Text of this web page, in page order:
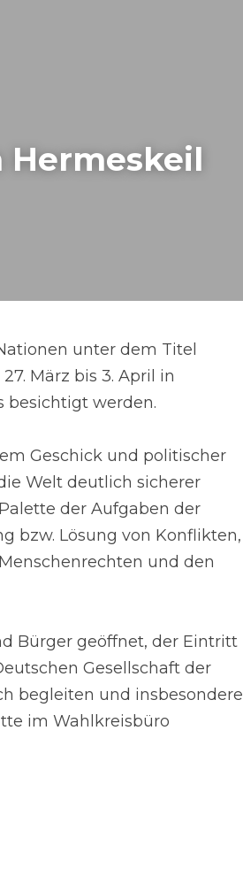
Hermeskeil
unter dem Titel
März bis 3. April in
besichtigt werden.
Geschick und politischer
Welt deutlich sicherer
der Aufgaben der
bzw. Lösung von Konflikten,
und den
Bürger geöffnet, der Eintritt
Gesellschaft der
begleiten und insbesondere
im Wahlkreisbüro